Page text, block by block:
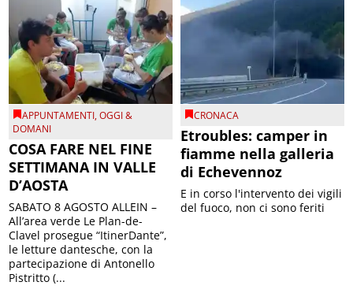
APPUNTAMENTI,OGGI &
DOMANI
COSA FARE NEL FINE
SETTIMANA IN VALLE
D’AOSTA
SABATO 8 AGOSTO ALLEIN –
All’area verde Le Plan-de-
Clavel prosegue “ItinerDante”,
le letture dantesche, con la
partecipazione di Antonello
Pistritto (...
CRONACA
Etroubles: camper in
fiamme nella galleria
di Echevennoz
E in corso l'intervento dei vigili
del fuoco, non ci sono feriti